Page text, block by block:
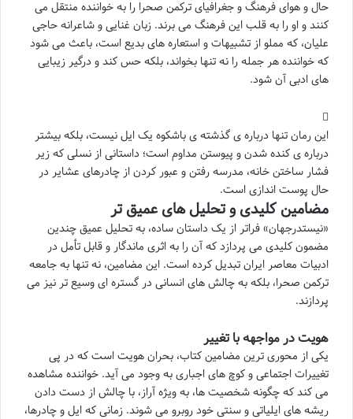
حال و هوای فرهنگ و جغرافیای ترکمن صحرا را به خواننده منتقل می
کنند و او را به قلب این فرهنگ می برند. زبان غنایی و شاعرانه حاجی
علیان، که مملو از تشبیهات و استعاره های بدیع است، باعث می شود
که خواننده هر جمله را نه تنها بخواند، بلکه حس کند و درگیر زیبایی
های ادبی آن شود.
این رمان تنها درباره ی گذشته ی باشکوه یک ایل نیست، بلکه بیشتر
درباره ی کنده شدن و پیوستن مداوم است؛ داستانی از نسلی که زیر
فشار ساختن خانه، مدرسه رفتن و عبور کردن از چادرهای عشایر در
حال پوست اندازی است.
مضامین کلیدی و تحلیل های عمیق تر
«نیستدرجهان» فراتر از یک داستان ساده، به تحلیل عمیق چندین
مضمون کلیدی می پردازد که آن را به اثری ماندگار و قابل تأمل در
ادبیات معاصر ایران تبدیل کرده است. این مضامین، نه تنها به جامعه
ترکمن صحرا، بلکه به چالش های انسانی در گستره ای وسیع تر نیز می
پردازند.
هویت در مواجهه با تغییر
یکی از محوری ترین مضامین کتاب، بحران هویت است که در پی
تغییرات اجتماعی و کوچ های اجباری به وجود می آید. خواننده مشاهده
می کند که چگونه شخصیت ها، به ویژه آراز، با چالش از دست دادن
ریشه های ایلیاتی و سنتی خود روبرو می شوند. زمانی که ایل و چادرها،